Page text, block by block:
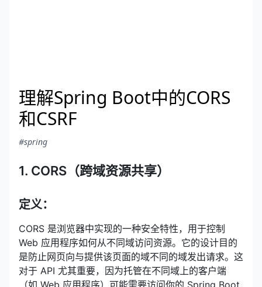
理解Spring Boot中的CORS
和CSRF
#spring
1. CORS（跨域资源共享）
定义：
CORS 是浏览器中实现的一种安全特性，用于控制
Web 应用程序如何从不同域访问资源。它的设计目的
是防止网页向与提供该页面的域不同的域发出请求。这
对于 API 尤其重要，因为托管在不同域上的客户端